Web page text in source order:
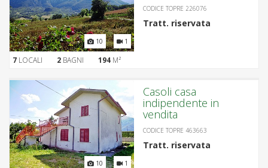
10 1
CODICE TOPRE 226076
Tratt. riservata
7 LOCALI 2 BAGNI 194 M²
10 1
Casoli casa
indipendente in
vendita
CODICE TOPRE 463663
Tratt. riservata